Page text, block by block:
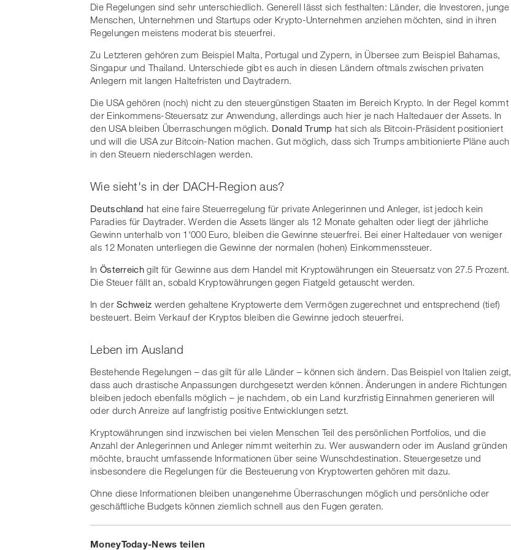
Die Regelungen sind sehr unterschiedlich. Generell lässt sich festhalten: Länder, die Investoren, junge
Menschen, Unternehmen und Startups oder Krypto-Unternehmen anziehen möchten, sind in ihren
Regelungen meistens moderat bis steuerfrei.
Zu Letzteren gehören zum Beispiel Malta, Portugal und Zypern, in Übersee zum Beispiel Bahamas,
Singapur und Thailand. Unterschiede gibt es auch in diesen Ländern oftmals zwischen privaten
Anlegern mit langen Haltefristen und Daytradern.
Die USA gehören (noch) nicht zu den steuergünstigen Staaten im Bereich Krypto. In der Regel kommt
der Einkommens-Steuersatz zur Anwendung, allerdings auch hier je nach Haltedauer der Assets. In
den USA bleiben Überraschungen möglich. Donald Trump hat sich als Bitcoin-Präsident positioniert
und will die USA zur Bitcoin-Nation machen. Gut möglich, dass sich Trumps ambitionierte Pläne auch
in den Steuern niederschlagen werden.
Wie sieht's in der DACH-Region aus?
Deutschland hat eine faire Steuerregelung für private Anlegerinnen und Anleger, ist jedoch kein
Paradies für Daytrader. Werden die Assets länger als 12 Monate gehalten oder liegt der jährliche
Gewinn unterhalb von 1'000 Euro, bleiben die Gewinne steuerfrei. Bei einer Haltedauer von weniger
als 12 Monaten unterliegen die Gewinne der normalen (hohen) Einkommenssteuer.
In Österreichgilt für Gewinne aus dem Handel mit Kryptowährungen ein Steuersatz von 27.5 Prozent.
Die Steuer fällt an, sobald Kryptowährungen gegen Fiatgeld getauscht werden.
In derSchweiz werden gehaltene Kryptowerte dem Vermögen zugerechnet und entsprechend (tief)
besteuert. Beim Verkauf der Kryptos bleiben die Gewinne jedoch steuerfrei.
Leben im Ausland
Bestehende Regelungen – das gilt für alle Länder – können sich ändern. Das Beispiel von Italien zeigt,
dass auch drastische Anpassungen durchgesetzt werden können. Änderungen in andere Richtungen
bleiben jedoch ebenfalls möglich – je nachdem, ob ein Land kurzfristig Einnahmen generieren will
oder durch Anreize auf langfristig positive Entwicklungen setzt.
Kryptowährungen sind inzwischen bei vielen Menschen Teil des persönlichen Portfolios, und die
Anzahl der Anlegerinnen und Anleger nimmt weiterhin zu. Wer auswandern oder im Ausland gründen
möchte, braucht umfassende Informationen über seine Wunschdestination. Steuergesetze und
insbesondere die Regelungen für die Besteuerung von Kryptowerten gehören mit dazu.
Ohne diese Informationen bleiben unangenehme Überraschungen möglich und persönliche oder
geschäftliche Budgets können ziemlich schnell aus den Fugen geraten.
MoneyToday-News teilen